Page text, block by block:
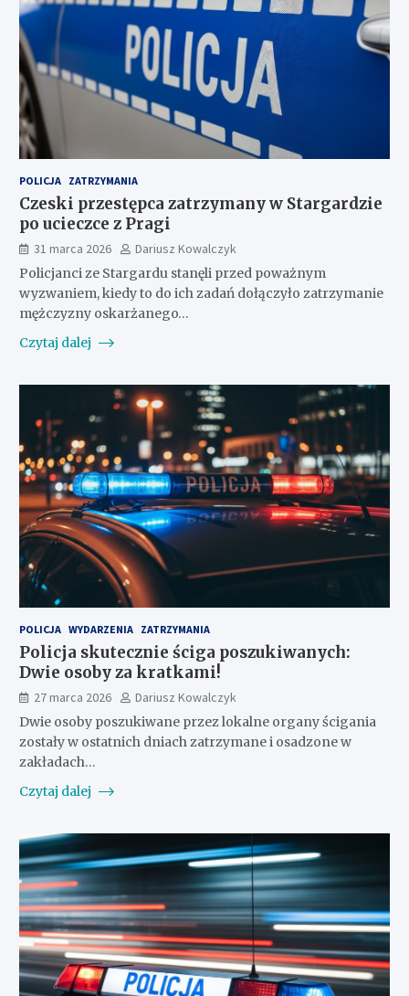
POLICJA ZATRZYMANIA
Czeski przestępca zatrzymany w Stargardzie
po ucieczce z Pragi
31 marca 2026
Dariusz Kowalczyk
Policjanci ze Stargardu stanęli przed poważnym
wyzwaniem, kiedy to do ich zadań dołączyło zatrzymanie
mężczyzny oskarżanego…
Czytaj dalej
POLICJA WYDARZENIA ZATRZYMANIA
Policja skutecznie ściga poszukiwanych:
Dwie osoby za kratkami!
27 marca 2026
Dariusz Kowalczyk
Dwie osoby poszukiwane przez lokalne organy ścigania
zostały w ostatnich dniach zatrzymane i osadzone w
zakładach…
Czytaj dalej